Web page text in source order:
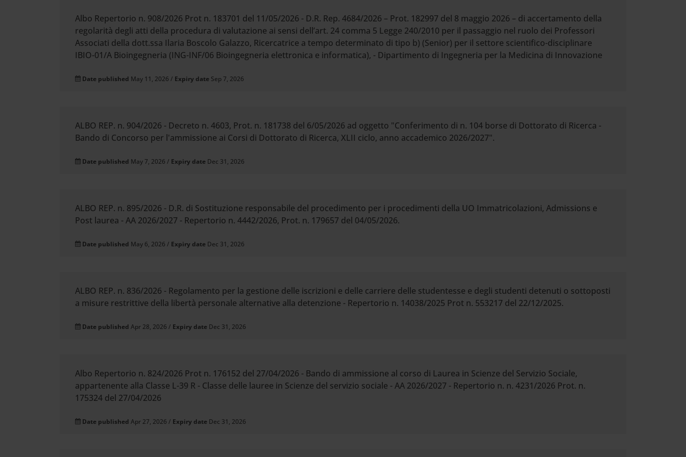
Albo Repertorio n. 908/2026 Prot n. 183701 del 11/05/2026 - D.R. Rep. 4684/2026 – Prot. 182997 del 8 maggio 2026 – di accertamento della
regolarità degli atti della procedura di valutazione ai sensi dell’art. 24 comma 5 Legge 240/2010 per il passaggio nel ruolo dei Professori
Associati della dott.ssa Ilaria Boscolo Galazzo, Ricercatrice a tempo determinato di tipo b) (Senior) per il settore scientifico-disciplinare
IBIO-01/A Bioingegneria (ING-INF/06 Bioingegneria elettronica e informatica), - Dipartimento di Ingegneria per la Medicina di Innovazione
Date published May 11, 2026 / Expiry date Sep 7, 2026
ALBO REP. n. 904/2026 - Decreto n. 4603, Prot. n. 181738 del 6/05/2026 ad oggetto "Conferimento di n. 104 borse di Dottorato di Ricerca -
Bando di Concorso per l'ammissione ai Corsi di Dottorato di Ricerca, XLII ciclo, anno accademico 2026/2027".
Date published May 7, 2026 / Expiry date Dec 31, 2026
ALBO REP. n. 895/2026 - D.R. di Sostituzione responsabile del procedimento per i procedimenti della UO Immatricolazioni, Admissions e
Post laurea - AA 2026/2027 - Repertorio n. 4442/2026, Prot. n. 179657 del 04/05/2026.
Date published May 6, 2026 / Expiry date Dec 31, 2026
ALBO REP. n. 836/2026 - Regolamento per la gestione delle iscrizioni e delle carriere delle studentesse e degli studenti detenuti o sottoposti
a misure restrittive della libertà personale alternative alla detenzione - Repertorio n. 14038/2025 Prot n. 553217 del 22/12/2025.
Date published Apr 28, 2026 / Expiry date Dec 31, 2026
Albo Repertorio n. 824/2026 Prot n. 176152 del 27/04/2026 - Bando di ammissione al corso di Laurea in Scienze del Servizio Sociale,
appartenente alla Classe L-39 R - Classe delle lauree in Scienze del servizio sociale - AA 2026/2027 - Repertorio n. n. 4231/2026 Prot. n.
175324 del 27/04/2026
Date published Apr 27, 2026 / Expiry date Dec 31, 2026